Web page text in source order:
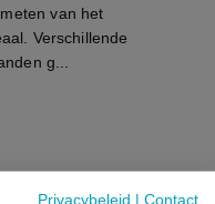
Privacybeleid | Contact
van het
Verschillende
g...